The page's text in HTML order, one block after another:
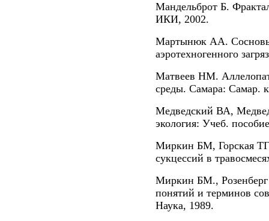
Мандельброт Б.
ИКИ, 2002.
Мартынюк АА.
аэротехногенного
Матвеев НМ.
среды. Самара: Самар.
Медведский ВА,
экология: Учеб.
Миркин БМ, Горская ТГ.
сукцессий в
Миркин БМ.,
понятий и терминов
Наука, 1989.